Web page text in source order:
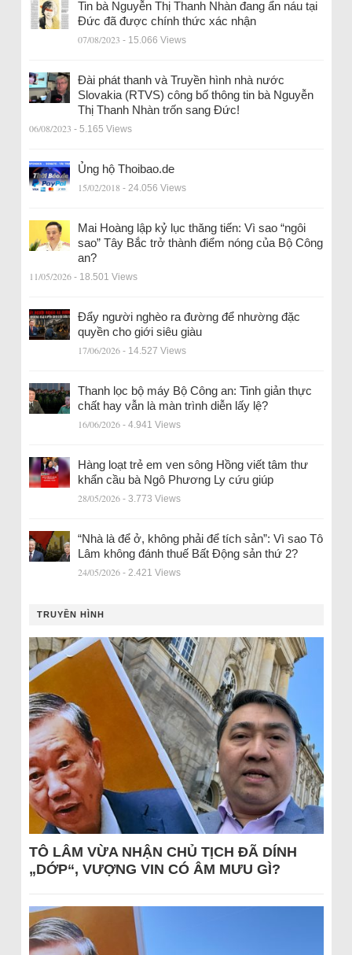
Tin bà Nguyễn Thị Thanh Nhàn đang ẩn náu tại
Đức đã được chính thức xác nhận
07/08/2023 - 15.066 Views
Đài phát thanh và Truyền hình nhà nước
Slovakia (RTVS) công bố thông tin bà Nguyễn
Thị Thanh Nhàn trốn sang Đức!
06/08/2023 - 5.165 Views
Ủng hộ Thoibao.de
15/02/2018 - 24.056 Views
Mai Hoàng lập kỷ lục thăng tiến: Vì sao “ngôi
sao” Tây Bắc trở thành điểm nóng của Bộ Công
an?
11/05/2026 - 18.501 Views
Đẩy người nghèo ra đường để nhường đặc
quyền cho giới siêu giàu
17/06/2026 - 14.527 Views
Thanh lọc bộ máy Bộ Công an: Tinh giản thực
chất hay vẫn là màn trình diễn lấy lệ?
16/06/2026 - 4.941 Views
Hàng loạt trẻ em ven sông Hồng viết tâm thư
khẩn cầu bà Ngô Phương Ly cứu giúp
28/05/2026 - 3.773 Views
“Nhà là để ở, không phải để tích sản”: Vì sao Tô
Lâm không đánh thuế Bất Động sản thứ 2?
24/05/2026 - 2.421 Views
TRUYỀN HÌNH
TÔ LÂM VỪA NHẬN CHỦ TỊCH ĐÃ DÍNH
„DỚP“, VƯỢNG VIN CÓ ÂM MƯU GÌ?